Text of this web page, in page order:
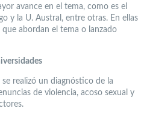
avance en el tema, como es el
y la U. Austral, entre otras. En ellas
abordan el tema o lanzado
realizó un diagnóstico de la
de violencia, acoso sexual y